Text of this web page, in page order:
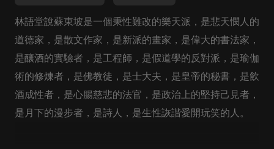
林語堂說蘇東坡是一個秉性難改的樂天派，是悲天憫人的
道德家，是散文作家，是新派的畫家，是偉大的書法家，
是釀酒的實驗者，是工程師，是假道學的反對派，是瑜伽
術的修煉者，是佛教徒，是士大夫，是皇帝的秘書，是飲
酒成性者，是心腸慈悲的法官，是政治上的堅持己見者，
是月下的漫步者，是詩人，是生性詼諧愛開玩笑的人。